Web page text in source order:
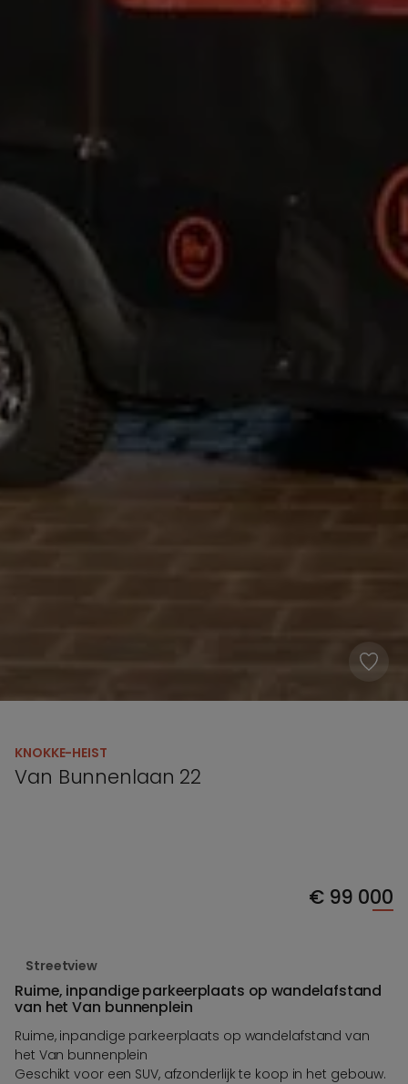
KNOKKE-HEIST
Van Bunnenlaan 22
€99 000
Streetview
Ruime, inpandige parkeerplaats op wandelafstand
van het Van bunnenplein
Ruime, inpandige parkeerplaats op wandelafstand van
het Van bunnenplein
Geschikt voor een SUV, afzonderlijk te koop in het gebouw.